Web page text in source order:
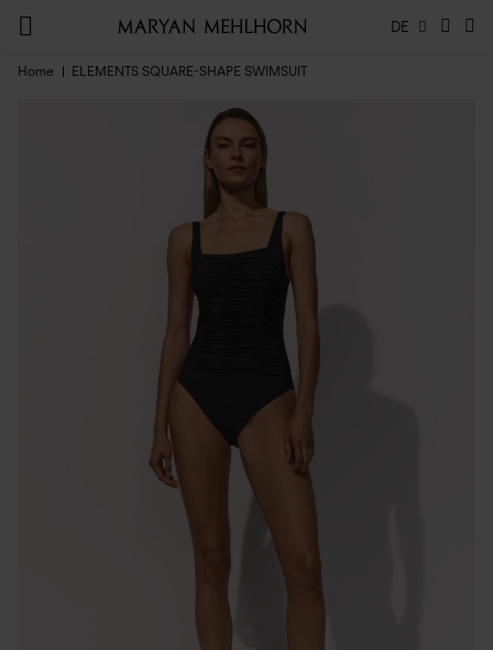
DE
Home ELEMENTS SQUARE-SHAPE SWIMSUIT